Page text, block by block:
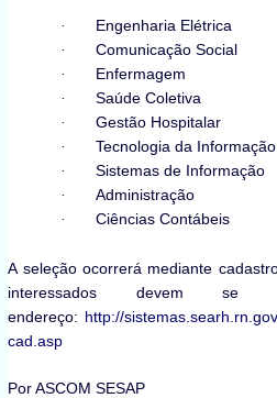
·
Engenharia Elétrica
·
Comunicação Social
·
Enfermagem
·
Saúde Coletiva
·
Gestão Hospitalar
·
Tecnologia da Informação
·
Sistemas de Informação
·
Administração
·
Ciências Contábeis
A seleção ocorrerá mediante
interessados devem
endereço: http://
cad.asp
Por ASCOM SESAP